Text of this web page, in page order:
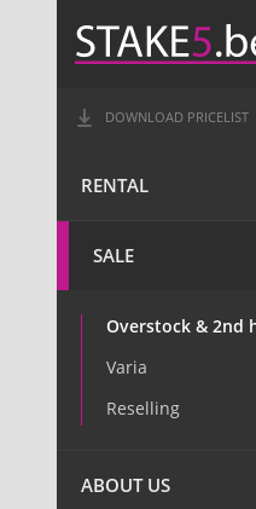
DOWNLOAD PRICELIST
RENTAL
SALE
Overstock & 2nd
Varia
Reselling
ABOUT US